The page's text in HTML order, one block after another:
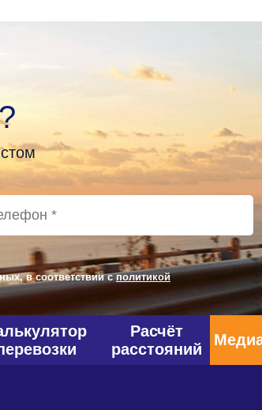
в соответствии сполитикой
Расчёт
расстояний